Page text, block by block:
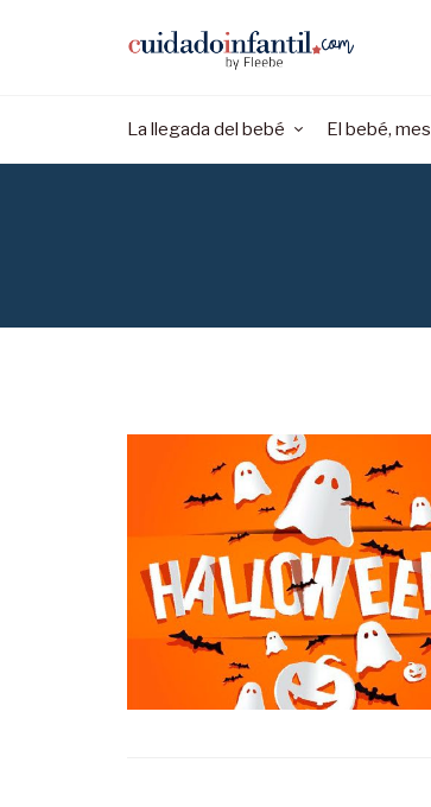
La llegada del bebé El bebé,